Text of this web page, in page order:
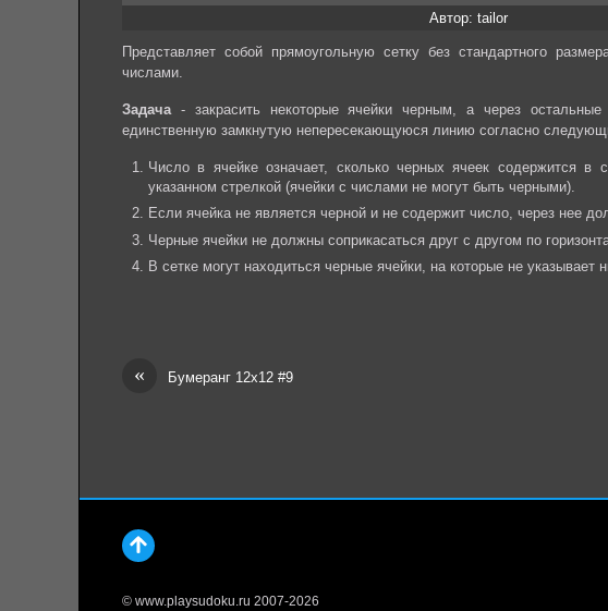
Автор: tailor
Представляет собой прямоугольную сетку без стандартного
числами.
Задача- закрасить некоторые ячейки черным, а через
единственную замкнутую непересекающуюся линию согласно
Число в ячейке означает, сколько черных ячеек содержится
указанном стрелкой (ячейки с числами не могут быть черными).
Если ячейка не является черной и не содержит число, через нее
Черные ячейки не должны соприкасаться друг с другом по
В сетке могут находиться черные ячейки, на которые не указывает
« Бумеранг 12х12 #9
© www.playsudoku.ru 2007-2026